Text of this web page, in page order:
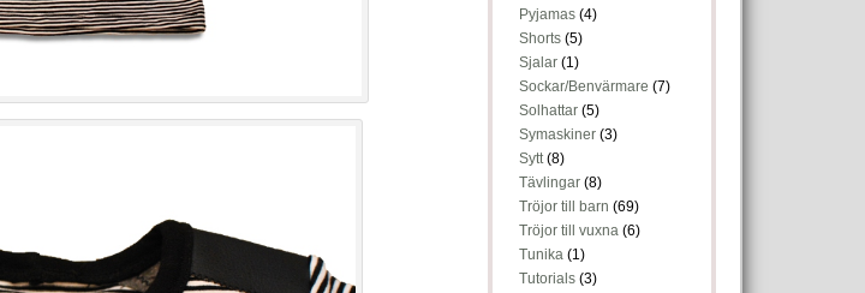
Pyjamas (4)
Shorts (5)
Sjalar (1)
Sockar/Benvärmare (7)
Solhattar (5)
Symaskiner (3)
Sytt(8)
Tävlingar (8)
Tröjor till barn (69)
Tröjor till vuxna (6)
Tunika (1)
Tutorials (3)